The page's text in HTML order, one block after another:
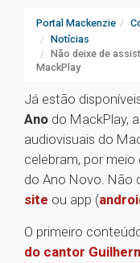
Portal Mackenzie
Notícias
Não deixe de
MackPlay
Já estão
Ano do MackPlay,
audiovisuais do
celebram, por
do Ano Novo. Não
site ou app (
O primeiro
do cantor